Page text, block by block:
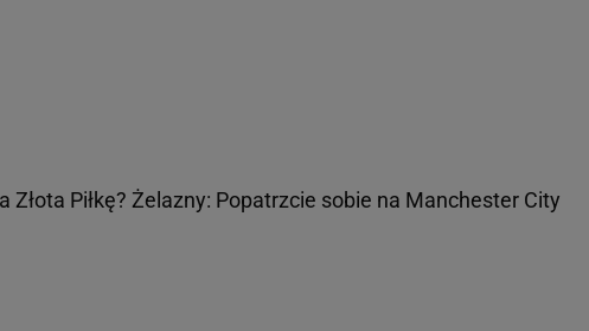
Złota Piłkę? Żelazny: Popatrzcie sobie na Manchester City